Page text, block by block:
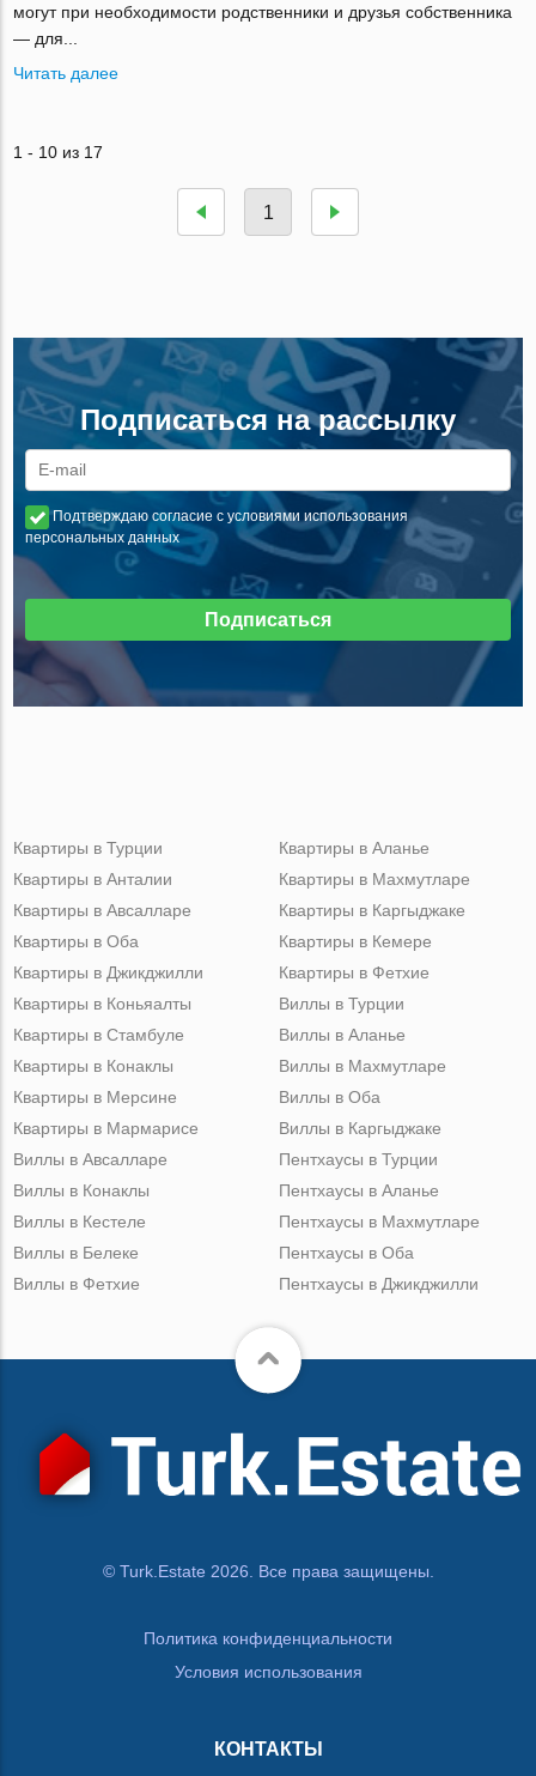
могут при необходимости родственники и друзья собственника
— для...
Читать далее
1 - 10 из 17
1
Подписаться на рассылку
Подтверждаю согласие с условиями использования
персональных данных
Подписаться
Квартиры в Турции
Квартиры в Анталии
Квартиры в Авсалларе
Квартиры в Оба
Квартиры в Джикджилли
Квартиры в Аланье
Квартиры в Махмутларе
Квартиры в Каргыджаке
Квартиры в Кемере
Квартиры в Фетхие
Квартиры в Коньяалты
Квартиры в Стамбуле
Квартиры в Конаклы
Квартиры в Мерсине
Квартиры в Мармарисе
Виллы в Турции
Виллы в Аланье
Виллы в Махмутларе
Виллы в Оба
Виллы в Каргыджаке
Виллы в Авсалларе
Виллы в Конаклы
Виллы в Кестеле
Виллы в Белеке
Виллы в Фетхие
Пентхаусы в Турции
Пентхаусы в Аланье
Пентхаусы в Махмутларе
Пентхаусы в Оба
Пентхаусы в Джикджилли
© Turk.Estate 2026. Все права защищены.
Политика конфиденциальности
Условия использования
КОНТАКТЫ